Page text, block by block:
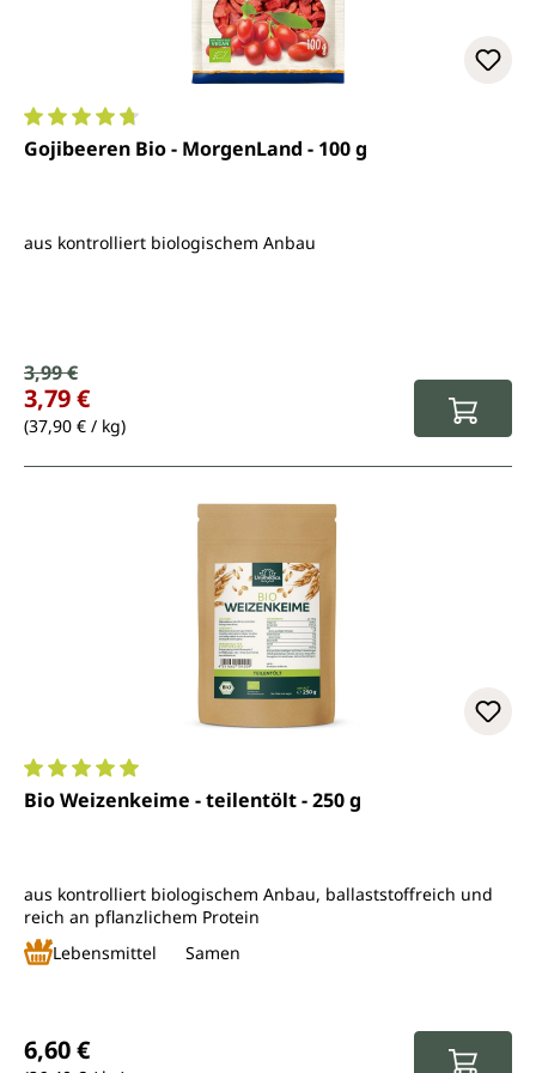
Durchschnittliche Bewertung von 4.8 von 5 Sternen
Gojibeeren Bio - MorgenLand - 100 g
aus kontrolliert biologischem Anbau
Verkaufspreis:
Regulärer Preis:
3,99 €
3,79 €
(37,90 € / kg)
Durchschnittliche Bewertung von 5 von 5 Sternen
Bio Weizenkeime - teilentölt - 250 g
aus kontrolliert biologischem Anbau, ballaststoffreich und
reich an pflanzlichem Protein
Lebensmittel
Samen
6,60 €